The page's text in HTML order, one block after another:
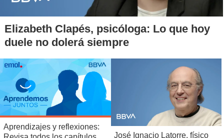
Elizabeth Clapés, psicóloga: Lo que hoy
duele no dolerá siempre
Aprendizajes y reflexiones:
José Ignacio Latorre, físico